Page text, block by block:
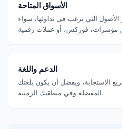
الأسواق المتاحة
التي ترغب في تداولها، سواء
الدعم واللغة
الاستجابة، ويفضل أن يكون بلغتك
المفضلة وفي منطقتك الزمنية.